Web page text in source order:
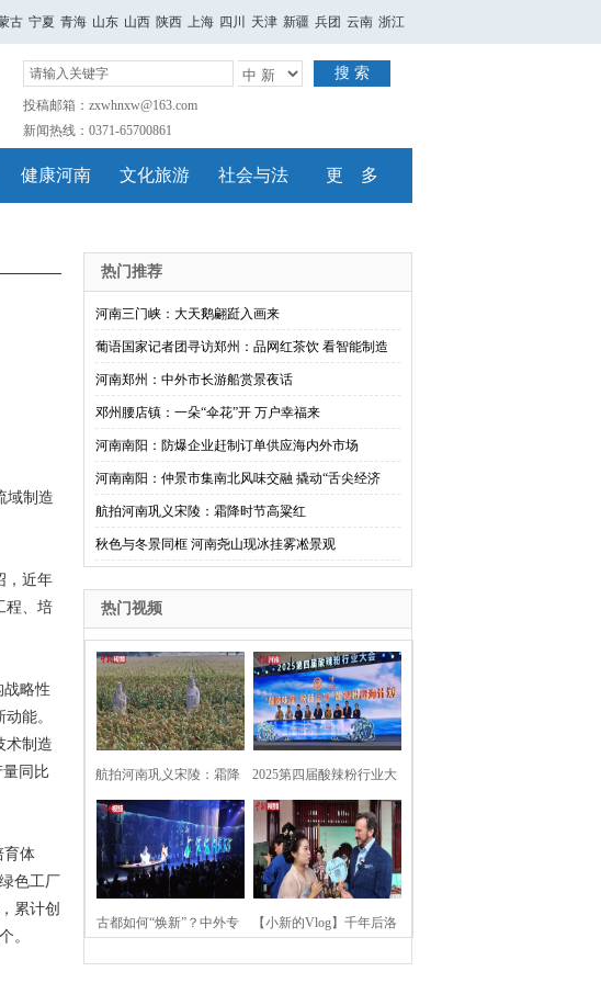
古 宁夏 青海 山东 山西 陕西 上海 四川 天津 新疆 兵团 云南 浙江
搜 索
投稿邮箱：zxwhnxw@163.com
新闻热线：0371-65700861
健康河南 文化旅游 社会与法 更 多
域制造
，近年
程、培
略性
能。
术制造
同比
育体
色工厂
累计创
。
热门推荐
河南三门峡：大天鹅翩跹入画来
葡语国家记者团寻访郑州：品网红茶饮 看智能制造
河南郑州：中外市长游船赏景夜话
邓州腰店镇：一朵“伞花”开 万户幸福来
河南南阳：防爆企业赶制订单供应海内外市场
河南南阳：仲景市集南北风味交融 撬动“舌尖经济
航拍河南巩义宋陵：霜降时节高粱红
秋色与冬景同框 河南尧山现冰挂雾凇景观
热门视频
航拍河南巩义宋陵：霜降
时节高粱红
2025第四届酸辣粉行业大
会在河南开封举行
古都如何“焕新”？中外专 【小新的Vlog】千年后洛